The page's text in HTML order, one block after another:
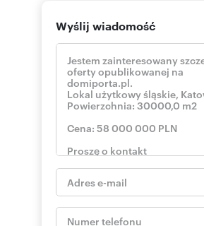
Wyślij wiadomość